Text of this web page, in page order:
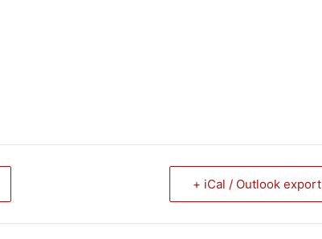
+ iCal / Outlook export